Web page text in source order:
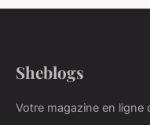
Sheblogs
Votre magazine en ligne